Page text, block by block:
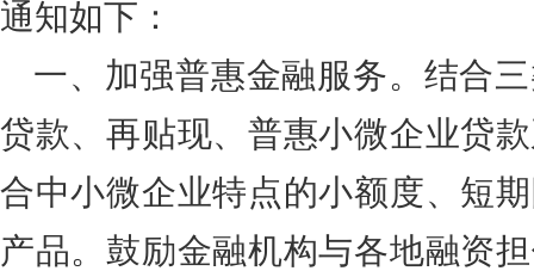
通知如下：
一、加强普惠金融服务。结合
贷款、再贴现、普惠小微企业贷
合中小微企业特点的小额度、短
产品。鼓励金融机构与各地融资